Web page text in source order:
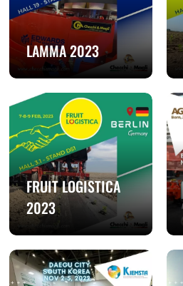
LAMMA 2023
FRUIT LOGISTICA
2023